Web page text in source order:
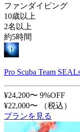
ファンダイビング
10歳以上
2名以上
約5時間
Pro Scuba Team
¥24,200〜 9%OFF
¥22,000〜
（税込）
プランを見る